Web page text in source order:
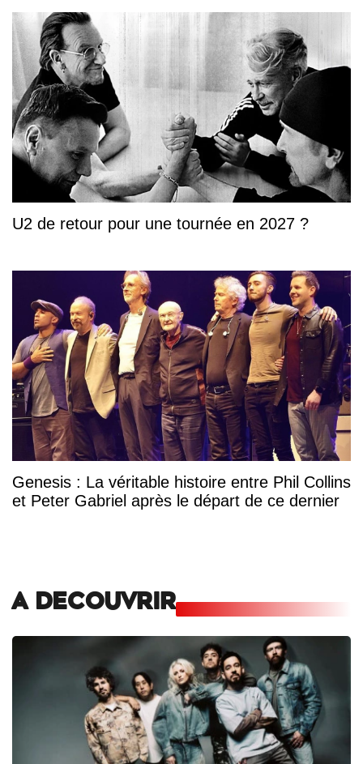
U2 de retour pour une tournée en 2027 ?
Genesis : La véritable histoire entre Phil Collins
et Peter Gabriel après le départ de ce dernier
A DECOUVRIR